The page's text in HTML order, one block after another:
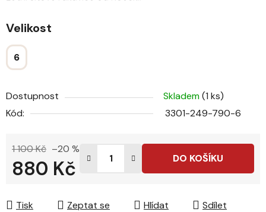
Velikost
6
Dostupnost Skladem(1 ks)
Kód:
3301-249-790-6
1 100 Kč –20 %
880 Kč DO KOŠÍKU
Tisk Zeptat se Hlídat Sdílet